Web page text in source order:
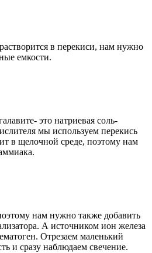
в перекиси, нам нужно
емкости.
это натриевая соль-
мы используем перекись
в щелочной среде, поэтому нам
нам нужно также добавить
А источником ион железа
Отрезаем маленький
и сразу наблюдаем свечение.